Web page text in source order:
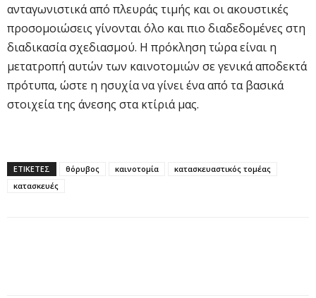
ανταγωνιστικά από πλευράς τιμής και οι ακουστικές
προσομοιώσεις γίνονται όλο και πιο διαδεδομένες στη
διαδικασία σχεδιασμού. Η πρόκληση τώρα είναι η
μετατροπή αυτών των καινοτομιών σε γενικά αποδεκτά
πρότυπα, ώστε η ησυχία να γίνει ένα από τα βασικά
στοιχεία της άνεσης στα κτίριά μας.
ΕΤΙΚΕΤΕΣ θόρυβος καινοτομία
κατασκευαστικός τομέας
κατασκευές